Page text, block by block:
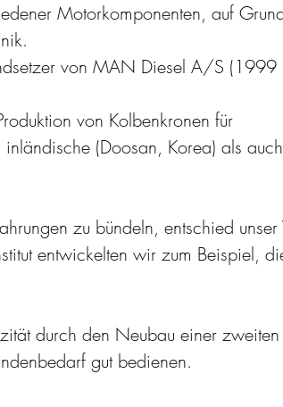
Motorkomponenten, auf
von MAN Diesel A/S
von Kolbenkronen für
(Doosan, Korea) als
zu bündeln, entschied unser
entwickelten wir zum Beispiel,
durch den Neubau einer
gut bedienen.